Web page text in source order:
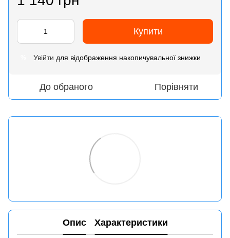
Купити
Увійти для відображення накопичувальної знижки
До обраного Порівняти
Опис Характеристики